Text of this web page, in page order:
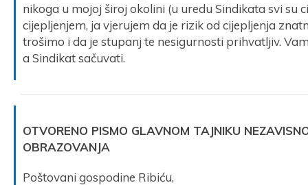
nikoga u mojoj široj okolini (u uredu Sindikata svi su
cijepljenjem, ja vjerujem da je rizik od cijepljenja
trošimo i da je stupanj te nesigurnosti prihvatljiv.
a Sindikat sačuvati.
OTVORENO PISMO GLAVNOM TAJNIKU
OBRAZOVANJA
Poštovani gospodine Ribiću,